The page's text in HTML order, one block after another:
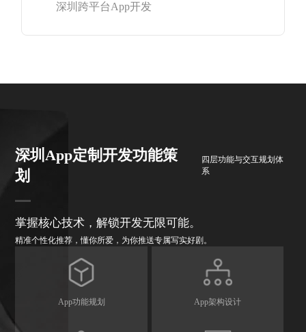
深圳跨平台App开发
深圳App定制开发功能策
划
四层功能与交互规划体
系
掌握核心技术，解锁开发无限可能。
精准个性化推荐，懂你所爱，为你推送专属写实好剧。
App功能规划 App架构设计